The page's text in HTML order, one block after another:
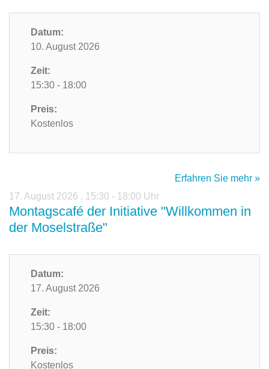
Datum:
10. August 2026
Zeit:
15:30 - 18:00
Preis:
Kostenlos
Erfahren Sie mehr »
17. August 2026 , 15:30 - 18:00 Uhr
Montagscafé der Initiative "Willkommen in
der Moselstraße"
Datum:
17. August 2026
Zeit:
15:30 - 18:00
Preis:
Kostenlos